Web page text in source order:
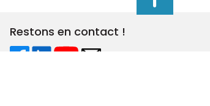
Restons en contact !
Personnalisez vos préférences pour